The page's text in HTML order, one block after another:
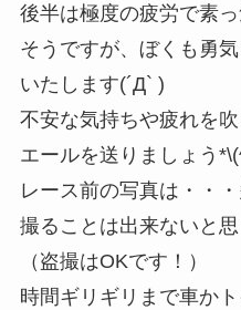
後半は極度の疲労で素
そうですが、ぼくも勇
いたします(´Д` )
不安な気持ちや疲れを
エールを送りましょう
レース前の写真は・・
撮ることは出来ないと思
（盗撮はOKです！）
時間ギリギリまで車か